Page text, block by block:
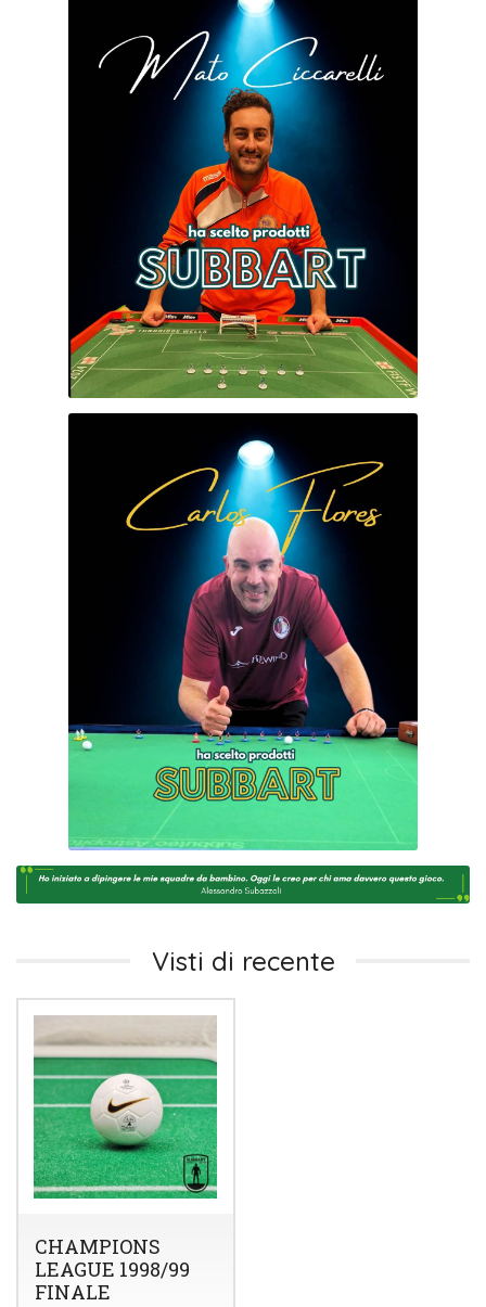
Visti di recente
CHAMPIONS
LEAGUE 1998/99
FINALE